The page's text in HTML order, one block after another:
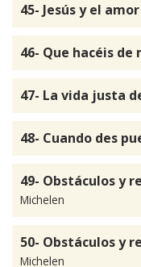
45- Jesús y el
46- Que hacéis de
47- La vida justa
48- Cuando des
49- Obstáculos y
Michelen
50- Obstáculos y
Michelen